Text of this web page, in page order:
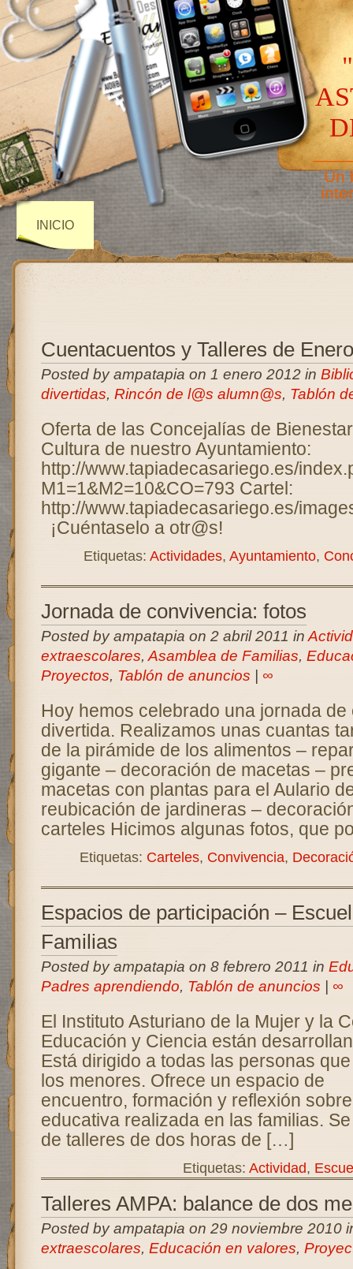
Un
INICIO
Cuentacuentos y Talleres de
Posted by ampatapia on 1 enero 2012 in
divertidas, Rincón de l@s alumn@s, Tablón
Oferta de las Concejalías de
Cultura de nuestro Ayuntamiento:
http://www.tapiadecasariego.es/
M1=1&M2=10&CO=793 Cartel:
http://www.tapiadecasariego.es/
¡Cuéntaselo a otr@s!
Etiquetas: Actividades, Ayuntamiento,
Jornada de convivencia: fotos
Posted by ampatapia on 2 abril 2011 in
extraescolares, Asamblea de Familias,
Proyectos, Tablón de anuncios ∞
Hoy hemos celebrado una jornada
divertida. Realizamos unas cuantas
de la pirámide de los alimentos –
gigante – decoración de macetas –
macetas con plantas para el Aulario
reubicación de jardineras –
carteles Hicimos algunas fotos, que
Etiquetas: Carteles, Convivencia,
Espacios de participación –
Familias
Posted by ampatapia on 8 febrero 2011 in
Padres aprendiendo, Tablón de anuncios ∞
El Instituto Asturiano de la Mujer y la
Educación y Ciencia están
Está dirigido a todas las personas
los menores. Ofrece un espacio de
encuentro, formación y reflexión
educativa realizada en las familias.
de talleres de dos horas de […]
Etiquetas: Actividad,
Talleres AMPA: balance de dos
Posted by ampatapia on 29 noviembre 2010
extraescolares, Educación en valores,